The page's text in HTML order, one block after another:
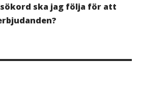
ska jag följa för att